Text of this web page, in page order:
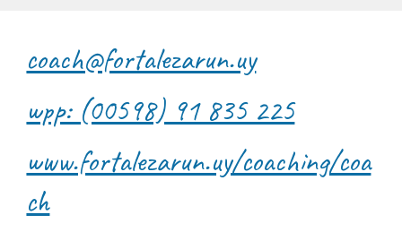
coach@fortalezarun.uy
wpp: (00598) 91 835 225
www.fortalezarun.uy/coaching/coa
ch